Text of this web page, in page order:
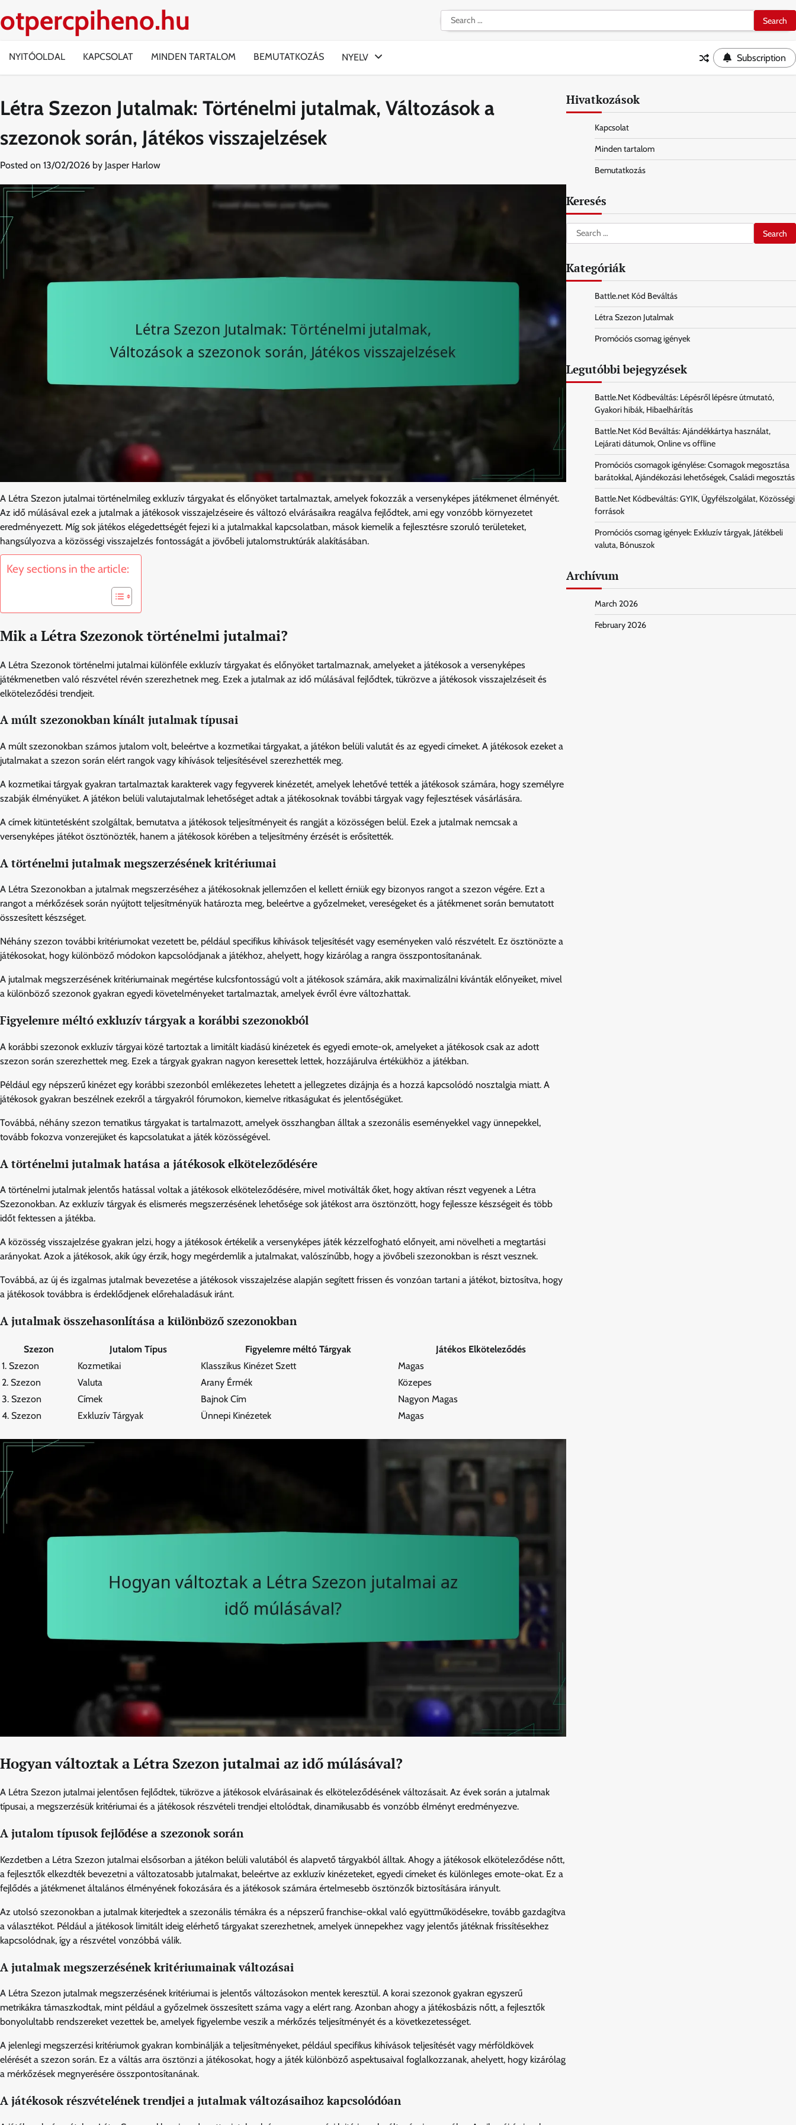
to
content
otpercpiheno.hu
Search
for:
NYITÓOLDAL KAPCSOLAT MINDEN TARTALOM BEMUTATKOZÁS NYELV Subscription
Létra Szezon Jutalmak: Történelmi jutalmak, Változások a
szezonok során, Játékos visszajelzések
Posted on 13/02/2026 by Jasper Harlow
A Létra Szezon jutalmai történelmileg exkluzív tárgyakat és előnyöket tartalmaztak, amelyek fokozzák a versenyképes játékmenet élményét.
Az idő múlásával ezek a jutalmak a játékosok visszajelzéseire és változó elvárásaikra reagálva fejlődtek, ami egy vonzóbb környezetet
eredményezett. Míg sok játékos elégedettségét fejezi ki a jutalmakkal kapcsolatban, mások kiemelik a fejlesztésre szoruló területeket,
hangsúlyozva a közösségi visszajelzés fontosságát a jövőbeli jutalomstruktúrák alakításában.
Key sections in the article:
Mik a Létra Szezonok történelmi jutalmai?
A Létra Szezonok történelmi jutalmai különféle exkluzív tárgyakat és előnyöket tartalmaznak, amelyeket a játékosok a versenyképes
játékmenetben való részvétel révén szerezhetnek meg. Ezek a jutalmak az idő múlásával fejlődtek, tükrözve a játékosok visszajelzéseit és
elköteleződési trendjeit.
A múlt szezonokban kínált jutalmak típusai
A múlt szezonokban számos jutalom volt, beleértve a kozmetikai tárgyakat, a játékon belüli valutát és az egyedi címeket. A játékosok ezeket a
jutalmakat a szezon során elért rangok vagy kihívások teljesítésével szerezhették meg.
A kozmetikai tárgyak gyakran tartalmaztak karakterek vagy fegyverek kinézetét, amelyek lehetővé tették a játékosok számára, hogy személyre
szabják élményüket. A játékon belüli valutajutalmak lehetőséget adtak a játékosoknak további tárgyak vagy fejlesztések vásárlására.
A címek kitüntetésként szolgáltak, bemutatva a játékosok teljesítményeit és rangját a közösségen belül. Ezek a jutalmak nemcsak a
versenyképes játékot ösztönözték, hanem a játékosok körében a teljesítmény érzését is erősítették.
A történelmi jutalmak megszerzésének kritériumai
A Létra Szezonokban a jutalmak megszerzéséhez a játékosoknak jellemzően el kellett érniük egy bizonyos rangot a szezon végére. Ezt a
rangot a mérkőzések során nyújtott teljesítményük határozta meg, beleértve a győzelmeket, vereségeket és a játékmenet során bemutatott
összesített készséget.
Néhány szezon további kritériumokat vezetett be, például specifikus kihívások teljesítését vagy eseményeken való részvételt. Ez ösztönözte a
játékosokat, hogy különböző módokon kapcsolódjanak a játékhoz, ahelyett, hogy kizárólag a rangra összpontosítanának.
A jutalmak megszerzésének kritériumainak megértése kulcsfontosságú volt a játékosok számára, akik maximalizálni kívánták előnyeiket, mivel
a különböző szezonok gyakran egyedi követelményeket tartalmaztak, amelyek évről évre változhattak.
Figyelemre méltó exkluzív tárgyak a korábbi szezonokból
A korábbi szezonok exkluzív tárgyai közé tartoztak a limitált kiadású kinézetek és egyedi emote-ok, amelyeket a játékosok csak az adott
szezon során szerezhettek meg. Ezek a tárgyak gyakran nagyon keresettek lettek, hozzájárulva értékükhöz a játékban.
Például egy népszerű kinézet egy korábbi szezonból emlékezetes lehetett a jellegzetes dizájnja és a hozzá kapcsolódó nosztalgia miatt. A
játékosok gyakran beszélnek ezekről a tárgyakról fórumokon, kiemelve ritkaságukat és jelentőségüket.
Továbbá, néhány szezon tematikus tárgyakat is tartalmazott, amelyek összhangban álltak a szezonális eseményekkel vagy ünnepekkel,
tovább fokozva vonzerejüket és kapcsolatukat a játék közösségével.
A történelmi jutalmak hatása a játékosok elköteleződésére
A történelmi jutalmak jelentős hatással voltak a játékosok elköteleződésére, mivel motiválták őket, hogy aktívan részt vegyenek a Létra
Szezonokban. Az exkluzív tárgyak és elismerés megszerzésének lehetősége sok játékost arra ösztönzött, hogy fejlessze készségeit és több
időt fektessen a játékba.
A közösség visszajelzése gyakran jelzi, hogy a játékosok értékelik a versenyképes játék kézzelfogható előnyeit, ami növelheti a megtartási
arányokat. Azok a játékosok, akik úgy érzik, hogy megérdemlik a jutalmakat, valószínűbb, hogy a jövőbeli szezonokban is részt vesznek.
Továbbá, az új és izgalmas jutalmak bevezetése a játékosok visszajelzése alapján segített frissen és vonzóan tartani a játékot, biztosítva, hogy
a játékosok továbbra is érdeklődjenek előrehaladásuk iránt.
A jutalmak összehasonlítása a különböző szezonokban
Szezon Jutalom Típus Figyelemre méltó Tárgyak
Játékos Elköteleződés
1. Szezon
Kozmetikai Klasszikus Kinézet Szett
Magas
2. Szezon
Valuta Arany Érmék
Közepes
3. Szezon
Címek Bajnok Cím
Nagyon Magas
4. Szezon
Exkluzív Tárgyak Ünnepi Kinézetek Magas
Hogyan változtak a Létra Szezon jutalmai az idő múlásával?
A Létra Szezon jutalmai jelentősen fejlődtek, tükrözve a játékosok elvárásainak és elköteleződésének változásait. Az évek során a jutalmak
típusai, a megszerzésük kritériumai és a játékosok részvételi trendjei eltolódtak, dinamikusabb és vonzóbb élményt eredményezve.
A jutalom típusok fejlődése a szezonok során
Kezdetben a Létra Szezon jutalmai elsősorban a játékon belüli valutából és alapvető tárgyakból álltak. Ahogy a játékosok elköteleződése nőtt,
a fejlesztők elkezdték bevezetni a változatosabb jutalmakat, beleértve az exkluzív kinézeteket, egyedi címeket és különleges emote-okat. Ez a
fejlődés a játékmenet általános élményének fokozására és a játékosok számára értelmesebb ösztönzők biztosítására irányult.
Az utolsó szezonokban a jutalmak kiterjedtek a szezonális témákra és a népszerű franchise-okkal való együttműködésekre, tovább gazdagítva
a választékot. Például a játékosok limitált ideig elérhető tárgyakat szerezhetnek, amelyek ünnepekhez vagy jelentős játéknak frissítésekhez
kapcsolódnak, így a részvétel vonzóbbá válik.
A jutalmak megszerzésének kritériumainak változásai
A Létra Szezon jutalmak megszerzésének kritériumai is jelentős változásokon mentek keresztül. A korai szezonok gyakran egyszerű
metrikákra támaszkodtak, mint például a győzelmek összesített száma vagy a elért rang. Azonban ahogy a játékosbázis nőtt, a fejlesztők
bonyolultabb rendszereket vezettek be, amelyek figyelembe veszik a mérkőzés teljesítményét és a következetességet.
A jelenlegi megszerzési kritériumok gyakran kombinálják a teljesítményeket, például specifikus kihívások teljesítését vagy mérföldkövek
elérését a szezon során. Ez a váltás arra ösztönzi a játékosokat, hogy a játék különböző aspektusaival foglalkozzanak, ahelyett, hogy kizárólag
a mérkőzések megnyerésére összpontosítanának.
A játékosok részvételének trendjei a jutalmak változásaihoz kapcsolódóan
Hivatkozások
Kapcsolat
Minden tartalom
Bemutatkozás
Keresés
Search
for:
Kategóriák
Battle.net Kód Beváltás
Létra Szezon Jutalmak
Promóciós csomag igények
Legutóbbi bejegyzések
Battle.Net Kódbeváltás: Lépésről lépésre útmutató,
Gyakori hibák, Hibaelhárítás
Battle.Net Kód Beváltás: Ajándékkártya használat,
Lejárati dátumok, Online vs offline
Promóciós csomagok igénylése: Csomagok megosztása
barátokkal, Ajándékozási lehetőségek, Családi megosztás
Battle.Net Kódbeváltás: GYIK, Ügyfélszolgálat, Közösségi
források
Promóciós csomag igények: Exkluzív tárgyak, Játékbeli
valuta, Bónuszok
Archívum
March 2026
February 2026